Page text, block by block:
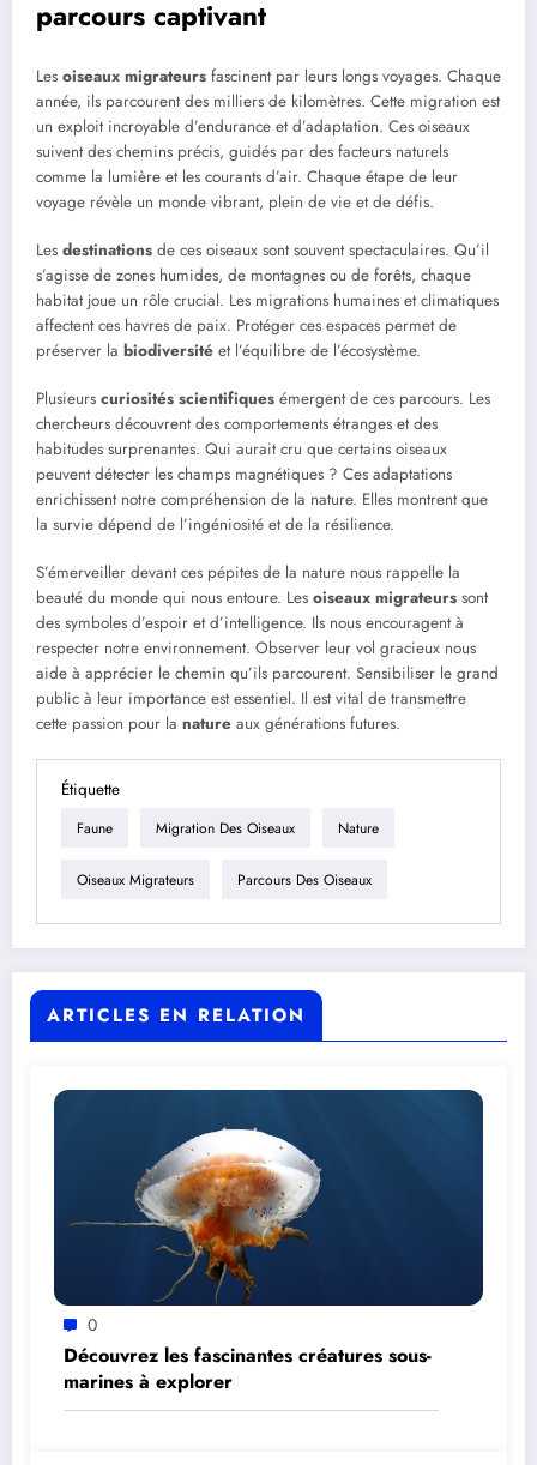
parcours captivant
Les oiseaux migrateurs fascinent par leurs longs voyages. Chaque
année, ils parcourent des milliers de kilomètres. Cette migration est
un exploit incroyable d’endurance et d’adaptation. Ces oiseaux
suivent des chemins précis, guidés par des facteurs naturels
comme la lumière et les courants d’air. Chaque étape de leur
voyage révèle un monde vibrant, plein de vie et de défis.
Les destinations de ces oiseaux sont souvent spectaculaires. Qu’il
s’agisse de zones humides, de montagnes ou de forêts, chaque
habitat joue un rôle crucial. Les migrations humaines et climatiques
affectent ces havres de paix. Protéger ces espaces permet de
préserver la biodiversité et l’équilibre de l’écosystème.
Plusieurs curiosités scientifiques émergent de ces parcours. Les
chercheurs découvrent des comportements étranges et des
habitudes surprenantes. Qui aurait cru que certains oiseaux
peuvent détecter les champs magnétiques ? Ces adaptations
enrichissent notre compréhension de la nature. Elles montrent que
la survie dépend de l’ingéniosité et de la résilience.
S’émerveiller devant ces pépites de la nature nous rappelle la
beauté du monde qui nous entoure. Les oiseaux migrateurs sont
des symboles d’espoir et d’intelligence. Ils nous encouragent à
respecter notre environnement. Observer leur vol gracieux nous
aide à apprécier le chemin qu’ils parcourent. Sensibiliser le grand
public à leur importance est essentiel. Il est vital de transmettre
cette passion pour la nature aux générations futures.
Étiquette
Faune Migration Des Oiseaux Nature
Oiseaux Migrateurs Parcours Des Oiseaux
ARTICLES EN RELATION
0
Découvrez les fascinantes créatures sous-
marines à explorer